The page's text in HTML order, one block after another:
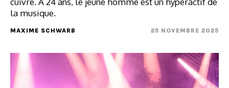
la musique.
MAXIME SCHWARB 25 NOVEMBRE 2025